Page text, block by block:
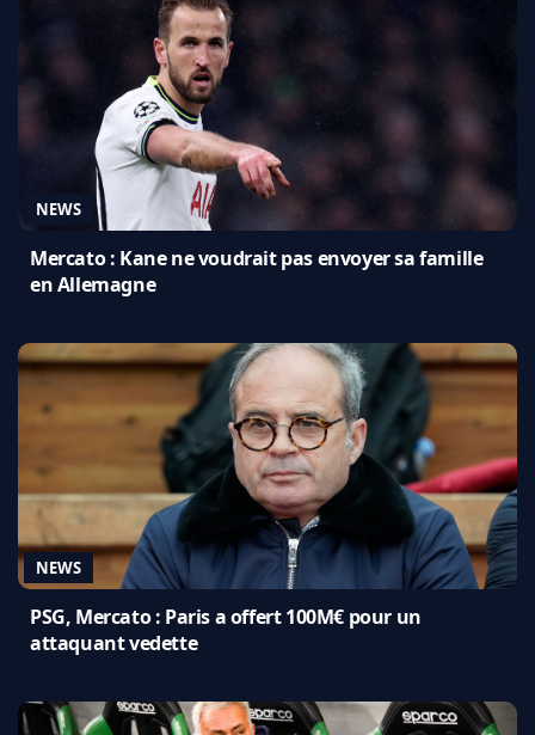
NEWS
Mercato : Kane ne voudrait pas envoyer sa famille
en Allemagne
NEWS
PSG, Mercato : Paris a offert 100M€ pour un
attaquant vedette